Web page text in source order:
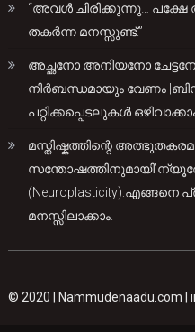
“അവൾ ചിരിക്കുന്നു… പക്ഷേ
തകർന്ന മനസ്സുണ്ട്.”
അച്ഛനോ അനിയനോ
നിർബന്ധമായും വേണം
പറ്റിക്കപ്പെടലുകൾ
മസ്തിഷ്കത്തിന്റെ
(Neuroplasticity):എങ്ങനെ
മനസ്സിലാക്കാം.
© 2020 | Nammudenaadu.com |